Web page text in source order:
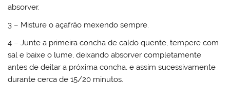
absorver.
3 – Misture o açafrão mexendo sempre.
4 – Junte a primeira concha de caldo quente, tempere com
sal e baixe o lume, deixando absorver completamente
antes de deitar a próxima concha, e assim sucessivamente
durante cerca de 15/20 minutos.